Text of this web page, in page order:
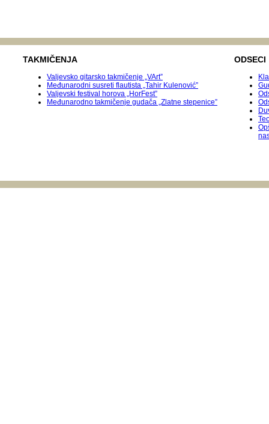
TAKMIČENJA
Valjevsko gitarsko takmičenje „VArt”
Međunarodni susreti flautista „Tahir Kulenović”
Valjevski festival horova „HorFest”
Međunarodnо takmičenje gudača „Zlatne stepenice”
ODSECI